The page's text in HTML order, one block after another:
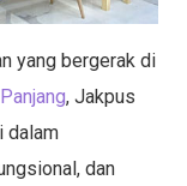
yang bergerak di
, Jakpus
dalam
dan